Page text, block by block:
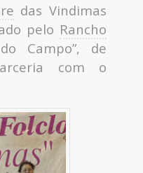
das Vindimas
pelo Rancho
Campo”, de
com o